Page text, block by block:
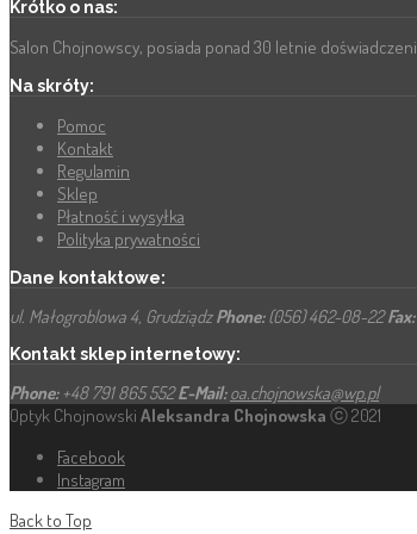
Krótko o nas:
Salon Chojnowscy, posiada ponad 30 letnie
Na skróty:
Pomoc
Kontakt
Regulamin
Sklep
Płatność i wysyłka
Polityka prywatności
Dane kontaktowe:
ul. Małogroblowa 4, Grudziądz Phone:(056) 462-08-22Fax:
Kontakt sklep internetowy:
Phone:+48 791 865 552 E-Mail: oa.chojnowska@wp.pl
Optyk Chojnowski Aleksandra Chojnowska ⓒ 2021
Facebook
Instagram
Back to Top